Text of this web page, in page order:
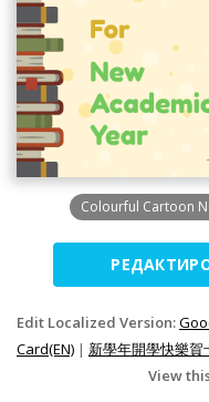
Colourful Cartoon
Edit Localized Version:
Card(EN) | 新學年開學快樂賀
View